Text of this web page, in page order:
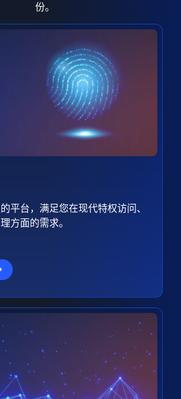
份。
平台，满足您在现代特权访问、
方面的需求。